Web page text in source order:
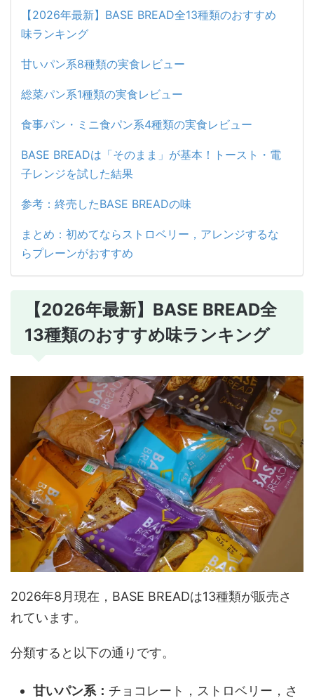
【2026年最新】BASE BREAD全13種類のおすすめ
味ランキング
甘いパン系8種類の実食レビュー
総菜パン系1種類の実食レビュー
食事パン・ミニ食パン系4種類の実食レビュー
BASE BREADは「そのまま」が基本！トースト・電
子レンジを試した結果
参考：終売したBASE BREADの味
まとめ：初めてならストロベリー，アレンジするな
らプレーンがおすすめ
【2026年最新】BASE BREAD全
13種類のおすすめ味ランキング
2026年8月現在，BASE BREADは13種類が販売さ
れています。
分類すると以下の通りです。
甘いパン系： チョコレート，ストロベリー，さ